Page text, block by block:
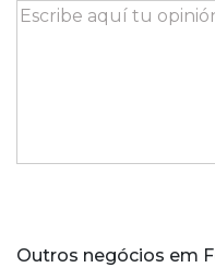
Outros negócios em